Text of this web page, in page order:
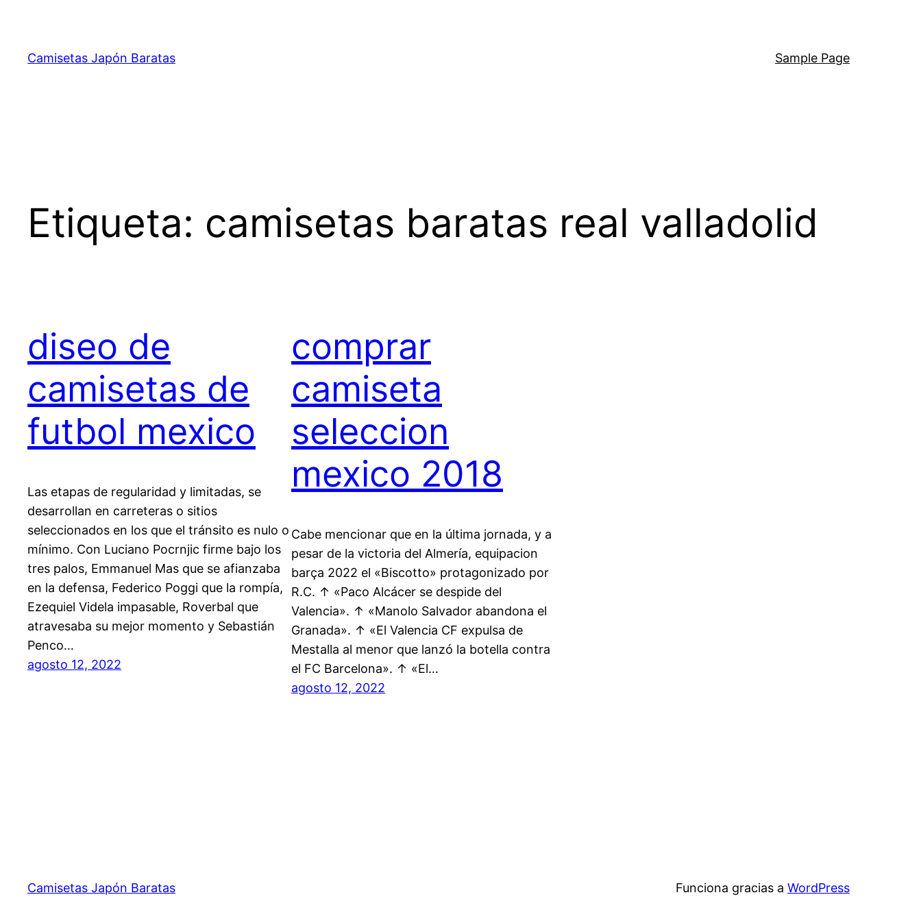
contenido
Camisetas Japón Baratas Sample Page
Etiqueta: camisetas baratas real valladolid
diseo de
camisetas de
futbol mexico
Las etapas de regularidad y limitadas, se
desarrollan en carreteras o sitios
seleccionados en los que el tránsito es nulo o
mínimo. Con Luciano Pocrnjic firme bajo los
tres palos, Emmanuel Mas que se afianzaba
en la defensa, Federico Poggi que la rompía,
Ezequiel Videla impasable, Roverbal que
atravesaba su mejor momento y Sebastián
Penco…
agosto 12, 2022
comprar
camiseta
seleccion
mexico 2018
Cabe mencionar que en la última jornada, y a
pesar de la victoria del Almería, equipacion
barça 2022 el «Biscotto» protagonizado por
R.C. ↑ «Paco Alcácer se despide del
Valencia». ↑ «Manolo Salvador abandona el
Granada». ↑ «El Valencia CF expulsa de
Mestalla al menor que lanzó la botella contra
el FC Barcelona». ↑ «El…
agosto 12, 2022
Camisetas Japón Baratas Funciona gracias a WordPress